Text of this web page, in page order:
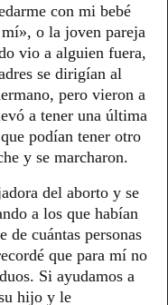
con mi bebé
o la joven pareja
vio a alguien fuera,
se dirigían al
pero vieron a
a tener una última
podían tener otro
y se marcharon.
del aborto y se
a los que habían
de cuántas personas
que para mí no
Si ayudamos a
hijo y le